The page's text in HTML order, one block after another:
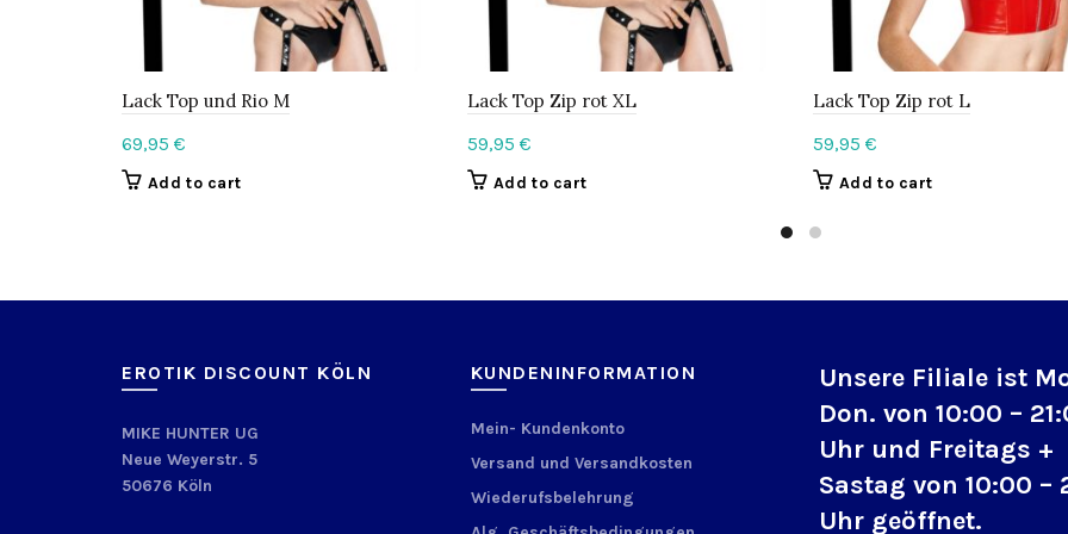
Lack Top und Rio M
69,95 €
Add to cart
Lack Top Zip rot XL
59,95 €
Add to cart
Lack Top Zip rot L
59,95 €
Add to cart
EROTIK DISCOUNT KÖLN
MIKE HUNTER UG
Neue Weyerstr. 5
50676 Köln
KUNDENINFORMATION
Mein- Kundenkonto
Versand und Versandkosten
Wiederufsbelehrung
Unsere Filiale ist
Don. von 10:00 –
Uhr und Freitags +
Sastag von 10:00 –
Uhr geöffnet.